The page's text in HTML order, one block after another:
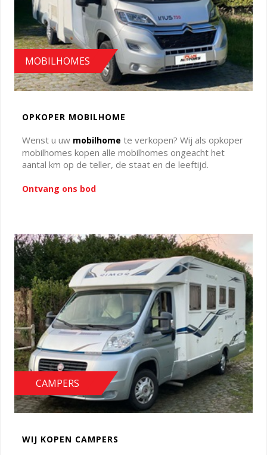
MOBILHOMES
OPKOPER MOBILHOME
Wenst u uw mobilhome te verkopen? Wij als opkoper
mobilhomes kopen alle mobilhomes ongeacht het
aantal km op de teller, de staat en de leeftijd.
Ontvang ons bod
CAMPERS
WIJ KOPEN CAMPERS